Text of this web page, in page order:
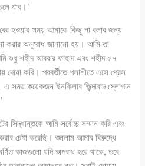
যাব।’
হওয়ার সময় আমাকে কিছু না বলার জন্য
করার অনুরোধ জানানো হয়। আমি তা
শুধু শহীদ আবরার ফাহাদ এবং শহীদ ৫৭
দোয়া করি। পরবর্তীতে পলাশীতে এসে প্রেস
এ সময় কয়েকজন ইনকিলাব জিন্দাবাদ স্লোগান
সিদ্ধান্তকে আমি সর্বোচ্চ সম্মান করি এবং
চেষ্টা করেছি। শুনলাম আমার বিরুদ্ধে
কাজগুলো যদি অপরাধ হয়ে থাকে, তবে